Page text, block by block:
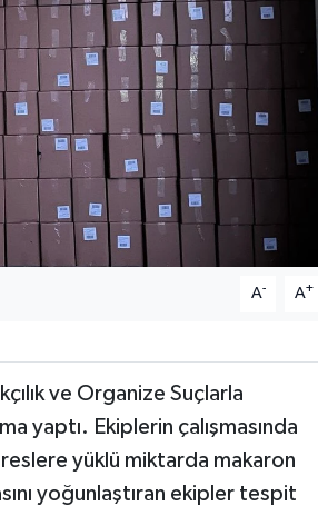
A- A+
ve Organize Suçlarla
yaptı. Ekiplerin çalışmasında
yüklü miktarda makaron
yoğunlaştıran ekipler tespit